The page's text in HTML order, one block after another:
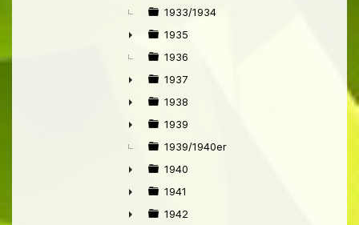
1933/1934
►
1935
1936
►
1937
►
1938
►
1939
1939/1940er
►
1940
►
1941
1942